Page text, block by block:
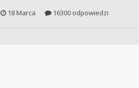
18 Marca
16300 odpowiedzi